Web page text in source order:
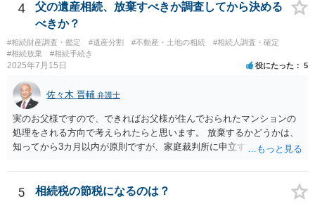
4
父の遺産相続、放棄すべきか調査してから決める
べきか？
#相続財産調査・鑑定 #遺産分割 #不動産・土地の相続
#相続人調査・確定
#相続放棄
#相続手続き
2025年7月15日 役にたった 5
佐々木 晋輔 弁護士
実のお父様ですので、できればお父様が住んでおられたマンションの
処理をされる方向で考えられたらと思います。 放棄するかどうかは、
知ってから3カ月以内が原則ですが、家庭裁判所に申立すれば3カ月の
放棄するかどうか決めることができます。 銀行やサラ金が数年も放置
することはありませんので、数年後に借金が発見される可能性はほぼ
5 相続税の節税になるのは？